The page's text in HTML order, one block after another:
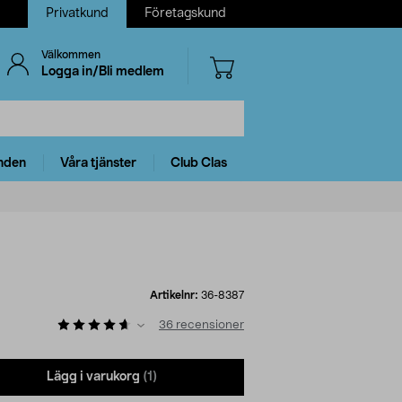
Privatkund Företagskund
Välkommen
Logga in/Bli medlem
Våra tjänster Club Clas
Artikelnr: 36-8387
36 recensioner
Lägg i varukorg (1)